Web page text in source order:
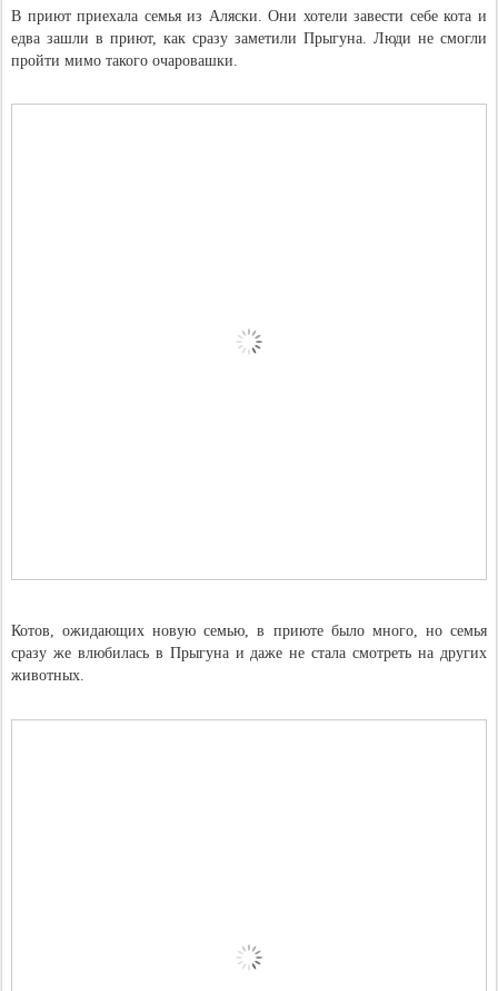
В приют приехала семья из Аляски. Они хотели завести себе кота и
едва зашли в приют, как сразу заметили Прыгуна. Люди не смогли
пройти мимо такого очаровашки.
Котов, ожидающих новую семью, в приюте было много, но семья
сразу же влюбилась в Прыгуна и даже не стала смотреть на других
животных.